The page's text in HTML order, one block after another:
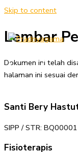
Skip to content
Lembar
Dokumen ini telah
halaman ini sesuai
Santi Bery
SIPP / STR:
Fisioterapis